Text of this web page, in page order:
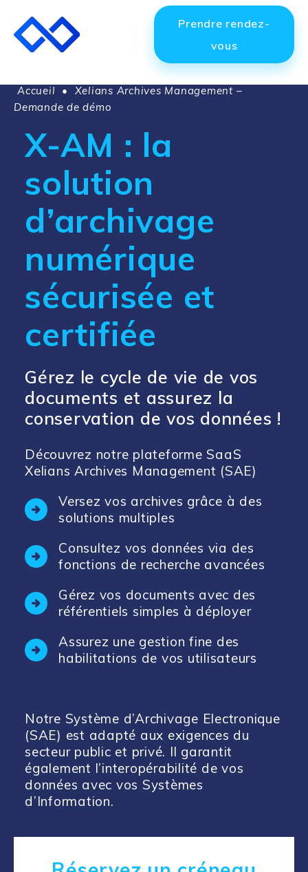
Prendre rendez-
vous
Accueil •
Xelians Archives Management –
Demande de démo
X-AM : la
solution
d’archivage
numérique
sécurisée et
certifiée
Gérez le cycle de vie de vos
documents et assurez la
conservation de vos données !
Découvrez notre plateforme SaaS
Xelians Archives Management (SAE)
Versez vos archives grâce à des
solutions multiples
Consultez vos données via des
fonctions de recherche avancées
Gérez vos documents avec des
référentiels simples à déployer
Assurez une gestion fine des
habilitations de vos utilisateurs
Notre Système d’Archivage Electronique
(SAE) est adapté aux exigences du
secteur public et privé. Il garantit
également l’interopérabilité de vos
données avec vos Systèmes
d’Information.